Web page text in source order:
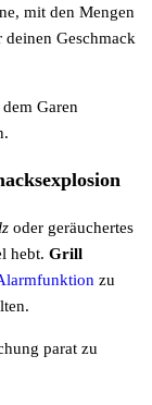
mit den Mengen
Geschmack
Garen
oder geräuchertes
hebt. Grill
zu
parat zu